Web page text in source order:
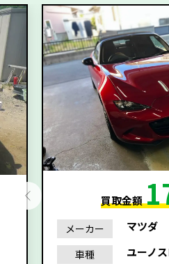
買取金額
メーカー マツダ
車種 ユーノ